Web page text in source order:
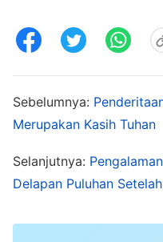
menginterogasiku.
kembali jernih, dan
jiwaku. Aku merasa
mengkhianati
dan Tuhan tidak
perjalanan imanku
Sebelumnya:
Merupakan Kasih Tuhan
Selanjutnya:
Delapan Puluhan